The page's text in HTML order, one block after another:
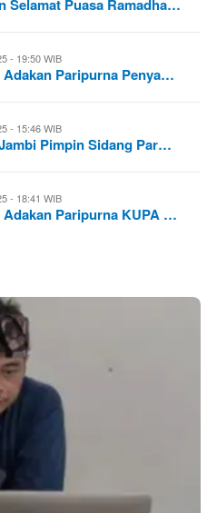
Selamat Puasa Ramadha…
- 19:50 WIB
Paripurna Penya…
- 15:46 WIB
Pimpin Sidang Par…
- 18:41 WIB
Paripurna KUPA …